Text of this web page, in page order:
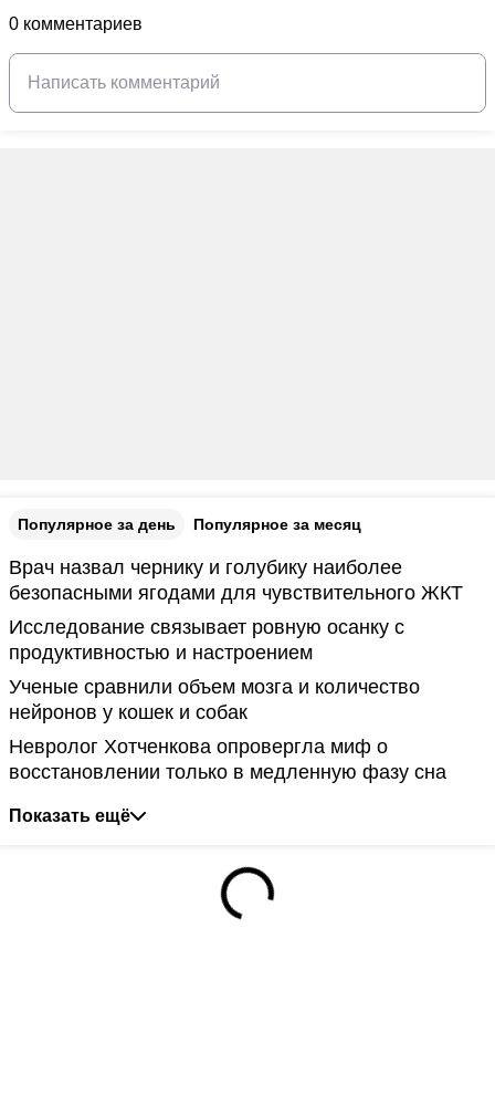
0 комментариев
Популярное за день Популярное за месяц
Врач назвал чернику и голубику наиболее
безопасными ягодами для чувствительного ЖКТ
Исследование связывает ровную осанку с
продуктивностью и настроением
Ученые сравнили объем мозга и количество
нейронов у кошек и собак
Невролог Хотченкова опровергла миф о
восстановлении только в медленную фазу сна
Показать ещё